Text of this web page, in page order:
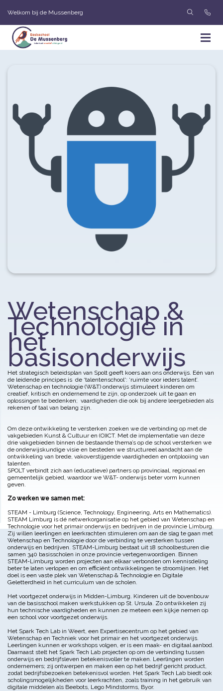
Welkom bij de Mussenberg
Wetenschap &
Technologie in
het
basisonderwijs
Het strategisch beleidsplan van Spolt geeft koers aan ons onderwijs. Eén van
de leidende principes is de ‘talentenschool': ‘ruimte voor ieders talent’.
Wetenschap en technologie (W&T) onderwijs stimuleert kinderen om
creatief, kritisch en ondernemend te zijn, op onderzoek uit te gaan en
oplossingen te bedenken; vaardigheden die ook bij andere leergebieden als
rekenen of taal van belang zijn.
Om deze ontwikkeling te versterken zoeken we de verbinding op met de
vakgebieden Kunst & Cultuur en (O)ICT. Met de implementatie van deze
drie vakgebieden binnen de bestaande thema’s op de school versterken we
de onderwijskundige visie en besteden we structureel aandacht aan de
ontwikkeling van brede, vakoverstijgende vaardigheden en ontplooiing van
talenten.
SPOLT verbindt zich aan (educatieve) partners op provinciaal, regionaal en
gemeentelijk gebied, waardoor we W&T- onderwijs beter vorm kunnen
geven.
Zo werken we samen met:
STEAM - Limburg (Science, Technology, Engineering, Arts en Mathematics).
STEAM Limburg is dé netwerkorganisatie op het gebied van Wetenschap en
Technologie voor het primair onderwijs en bedrijven in de provincie Limburg.
Zij willen leerlingen en leerkrachten stimuleren om aan de slag te gaan met
Wetenschap en Technologie door de verbinding te versterken tussen
onderwijs en bedrijven. STEAM-Limburg bestaat uit 18 schoolbesturen die
samen 340 basisscholen in onze provincie vertegenwoordigen. Binnen
STEAM-Limburg worden projecten aan elkaar verbonden om kennisdeling
beter te laten verlopen en om efficiënt ontwikkelingen te stroomlijnen. Het
doel is een vaste plek van Wetenschap & Technologie en Digitale
Geletterdheid in het curriculum van de scholen.
Het voortgezet onderwijs in Midden-Limburg. Kinderen uit de bovenbouw
van de basisschool maken werkstukken op St. Ursula. Zo ontwikkelen zij
hun technische vaardigheden en kunnen ze meteen een kijkje nemen op
een school voor voortgezet onderwijs.
Het Spark Tech Lab in Weert, een Expertisecentrum op het gebied van
Wetenschap en Techniek voor het primair en het voortgezet onderwijs.
Leerlingen kunnen er workshops volgen, er is een maak- en digitaal aanbod.
Daarnaast stelt het Spark Tech Lab projecten op om de verbinding tussen
onderwijs en bedrijfsleven betekenisvoller te maken. Leerlingen worden
ondernemers; zij ontwerpen en maken een op het bedrijf gericht product,
zodat bedrijfsbezoeken betekenisvol worden. Het Spark Tech Lab biedt ook
scholingsmogelijkheden voor leerkrachten, zoals training in het gebruik van
digitale middelen als Beebots, Lego Mindstorms, Byor.